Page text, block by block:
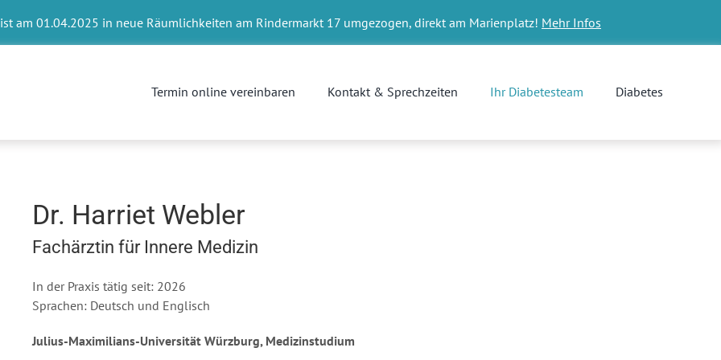
am 01.04.2025 in neue Räumlichkeiten am Rindermarkt 17 umgezogen, direkt am Marienplatz! Mehr Infos
Termin online vereinbaren Kontakt & Sprechzeiten Ihr Diabetesteam Diabetes
Dr. Harriet Webler
Fachärztin für Innere Medizin
In der Praxis tätig seit: 2026
Sprachen: Deutsch und Englisch
Julius-Maximilians-Universität Würzburg, Medizinstudium